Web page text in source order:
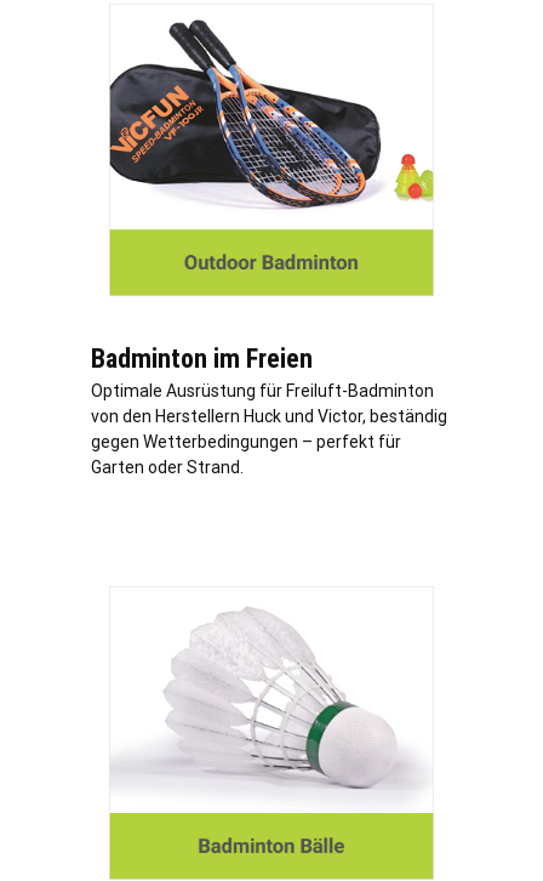
Badminton im Freien
Optimale Ausrüstung für Freiluft-Badminton
von den Herstellern Huck und Victor, beständig
gegen Wetterbedingungen – perfekt für
Garten oder Strand.